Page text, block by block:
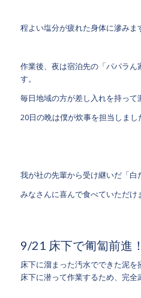
程よい塩分が疲れた身体に滲みま
作業後、夜は宿泊先の「パパラん
す。
毎日地域の方が差し入れを持って
20日の晩は僕が炊事を担当しまし
我が社の先輩から受け継いだ「白
みなさんに喜んで食べていただけ
9/21 床下で匍匐前進
床下に溜まった汚水でできた泥を
床下に潜って作業するため、完全